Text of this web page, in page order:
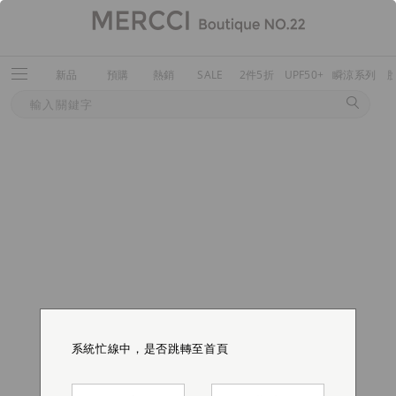
新品 預購 熱銷 SALE 2件5折 UPF50+ 瞬涼系列
系統忙線中，是否跳轉至首頁
系統忙線中，是否跳轉至首頁
系統忙線中，是否跳轉至首頁
系統忙線中，是否跳轉至首頁
系統忙線中，是否跳轉至首頁